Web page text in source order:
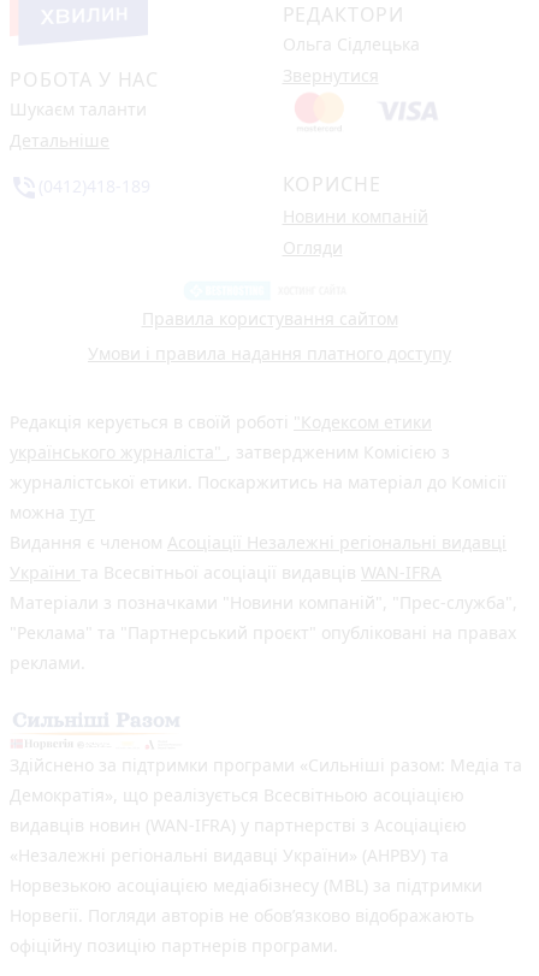
РОБОТА У НАС
Шукаєм таланти
Детальніше
РЕДАКТОРИ
Ольга Сідлецька
Звернутися
КОРИСНЕ
Новини компаній
Огляди
Правила користування сайтом
Умови і правила надання платного доступу
Редакція керується в своїй роботі "Кодексом етики
українського журналіста" , затвердженим Комісією з
журналістської етики. Поскаржитись на матеріал до Комісії
можна тут
Видання є членом Асоціації Незалежні регіональні видавці
України та Всесвітньої асоціації видавців WAN-IFRA
Матеріали з позначками "Новини компаній", "Прес-служба",
"Реклама" та "Партнерський проєкт" опубліковані на правах
реклами.
Здійснено за підтримки програми «Сильніші разом: Медіа та
Демократія», що реалізується Всесвітньою асоціацією
видавців новин (WAN-IFRA) у партнерстві з Асоціацією
«Незалежні регіональні видавці України» (АНРВУ) та
Норвезькою асоціацією медіабізнесу (MBL) за підтримки
Норвегії. Погляди авторів не обов’язково відображають
офіційну позицію партнерів програми.